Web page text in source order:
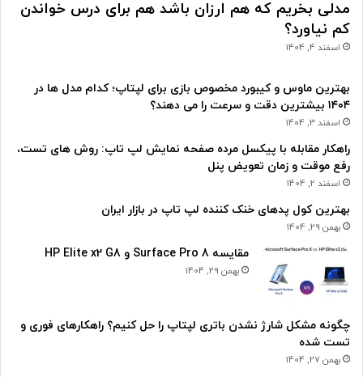
مدلی بخریم که هم ارزان باشد هم برای درس خواندن
کم نیاورد؟
اسفند 4, 1404
بهترین ماوس و کیبورد مخصوص بازی برای لپتاپ؛ کدام مدل ها در
۱۴۰۴ بیشترین دقت و سرعت را می دهند؟
اسفند 3, 1404
راهکار مقابله با پیکسل مرده صفحه نمایش لپ تاپ: روش های تست،
رفع موقت و زمان تعویض پنل
اسفند 2, 1404
بهترین کول پدهای خنک کننده لپ تاپ در بازار ایران
بهمن 29, 1404
مقایسه Surface Pro 8 و HP Elite x2 G8
بهمن 29, 1404
چگونه مشکل شارژ نشدن باتری لپتاپ را حل کنیم؟ راهکارهای فوری و
تست شده
بهمن 27, 1404